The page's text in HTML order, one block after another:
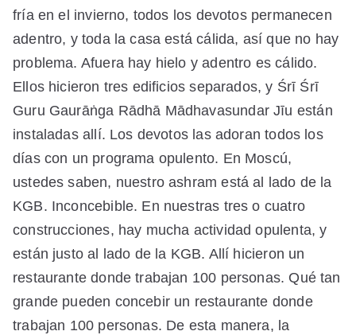
fría en el invierno, todos los devotos permanecen
adentro, y toda la casa está cálida, así que no hay
problema. Afuera hay hielo y adentro es cálido.
Ellos hicieron tres edificios separados, y Śrī Śrī
Guru Gaurāṅga Rādhā Mādhavasundar Jīu están
instaladas allí. Los devotos las adoran todos los
días con un programa opulento. En Moscú,
ustedes saben, nuestro ashram está al lado de la
KGB. Inconcebible. En nuestras tres o cuatro
construcciones, hay mucha actividad opulenta, y
están justo al lado de la KGB. Allí hicieron un
restaurante donde trabajan 100 personas. Qué tan
grande pueden concebir un restaurante donde
trabajan 100 personas. De esta manera, la